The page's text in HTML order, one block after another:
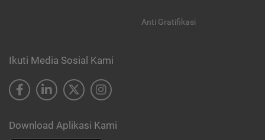
Anti Gratifikasi
Ikuti Media Sosial Kami
Download Aplikasi Kami